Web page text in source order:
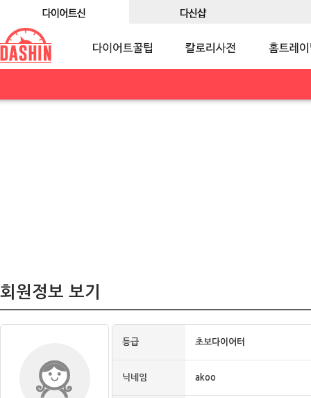
회원정보 보기
등급 초보다이어터
닉네임 akoo